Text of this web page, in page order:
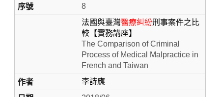
8
法國與臺灣醫療糾紛刑事案件之比
較【實務講座】
The Comparison of Criminal
Process of Medical Malpractice in
French and Taiwan
李詩應